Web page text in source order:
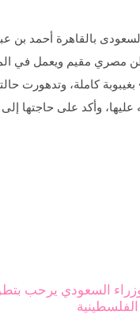
بالقاهرة أحمد بن
مصري مقيم ويعمل في
بغيبوبة كاملة، وتدهورت
وأكد على حاجتها إلى
السعودي يرحب